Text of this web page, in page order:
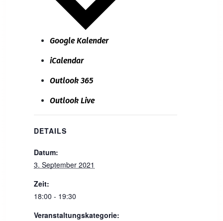
Google Kalender
iCalendar
Outlook 365
Outlook Live
DETAILS
Datum:
3. September 2021
Zeit:
18:00 - 19:30
Veranstaltungskategorie: